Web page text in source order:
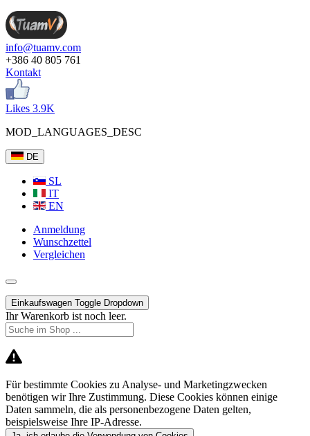
info@tuamv.com
+386 40 805 761
Kontakt
Likes 3.9K
MOD_LANGUAGES_DESC
DE
SL
IT
EN
Anmeldung
Wunschzettel
Vergleichen
Einkaufswagen Toggle Dropdown
Ihr Warenkorb ist noch leer.
Für bestimmte Cookies zu Analyse- und Marketingzwecken
benötigen wir Ihre Zustimmung. Diese Cookies können einige
Daten sammeln, die als personenbezogene Daten gelten,
beispielsweise Ihre IP-Adresse.